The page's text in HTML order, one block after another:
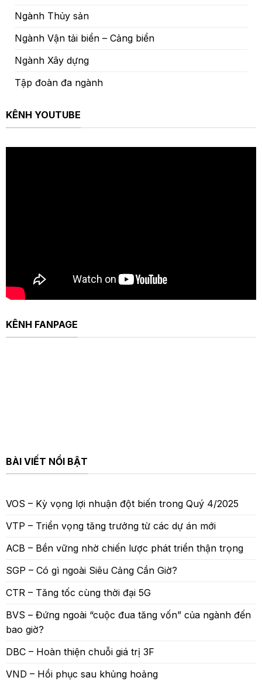
Ngành Thủy sản
Ngành Vận tải biển – Cảng biển
Ngành Xây dựng
Tập đoàn đa ngành
KÊNH YOUTUBE
KÊNH FANPAGE
BÀI VIẾT NỔI BẬT
VOS – Kỳ vọng lợi nhuận đột biến trong Quý 4/2025
VTP – Triển vọng tăng trưởng từ các dự án mới
ACB – Bền vững nhờ chiến lược phát triển thận trọng
SGP – Có gì ngoài Siêu Cảng Cần Giờ?
CTR – Tăng tốc cùng thời đại 5G
BVS – Đứng ngoài “cuộc đua tăng vốn” của ngành đến
bao giờ?
DBC – Hoàn thiện chuỗi giá trị 3F
VND – Hồi phục sau khủng hoảng